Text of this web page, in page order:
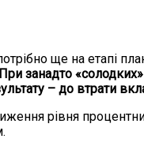
ще на етапі
При занадто
– до втрати
рівня